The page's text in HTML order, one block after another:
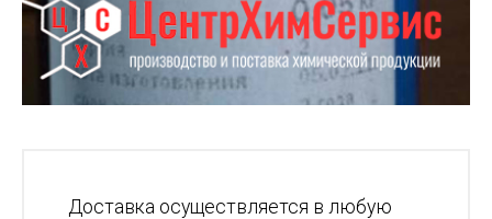
Доставка осуществляется в любую